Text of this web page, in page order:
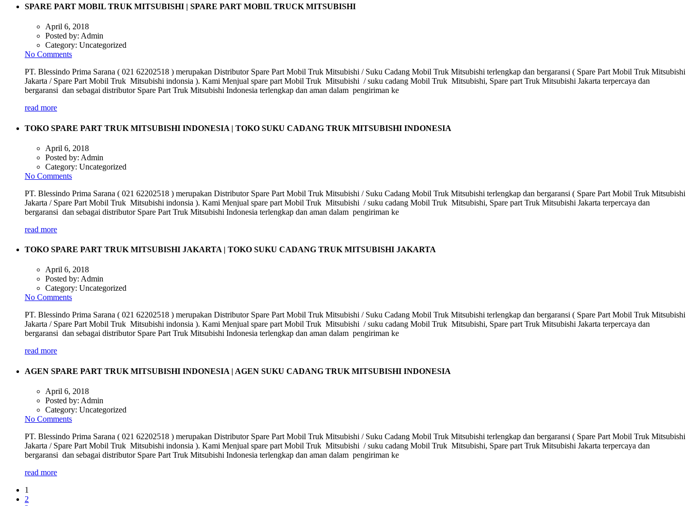
SPARE PART MOBIL TRUK MITSUBISHI | SPARE PART MOBIL TRUCK MITSUBISHI
April 6, 2018
Posted by: Admin
Category: Uncategorized
No Comments
PT. Blessindo Prima Sarana ( 021 62202518 ) merupakan Distributor Spare Part Mobil Truk Mitsubishi / Suku Cadang Mobil Truk Mitsubishi terlengkap dan bergaransi ( Spare Part Mobil Truk Mitsubishi
Jakarta / Spare Part Mobil Truk Mitsubishi indonsia ). Kami Menjual spare part Mobil Truk Mitsubishi / suku cadang Mobil Truk Mitsubishi, Spare part Truk Mitsubishi Jakarta terpercaya dan
bergaransi dan sebagai distributor Spare Part Truk Mitsubishi Indonesia terlengkap dan aman dalam pengiriman ke
read more
TOKO SPARE PART TRUK MITSUBISHI INDONESIA | TOKO SUKU CADANG TRUK MITSUBISHI INDONESIA
April 6, 2018
Posted by: Admin
Category: Uncategorized
No Comments
PT. Blessindo Prima Sarana ( 021 62202518 ) merupakan Distributor Spare Part Mobil Truk Mitsubishi / Suku Cadang Mobil Truk Mitsubishi terlengkap dan bergaransi ( Spare Part Mobil Truk Mitsubishi
Jakarta / Spare Part Mobil Truk Mitsubishi indonsia ). Kami Menjual spare part Mobil Truk Mitsubishi / suku cadang Mobil Truk Mitsubishi, Spare part Truk Mitsubishi Jakarta terpercaya dan
bergaransi dan sebagai distributor Spare Part Truk Mitsubishi Indonesia terlengkap dan aman dalam pengiriman ke
read more
TOKO SPARE PART TRUK MITSUBISHI JAKARTA | TOKO SUKU CADANG TRUK MITSUBISHI JAKARTA
April 6, 2018
Posted by: Admin
Category: Uncategorized
No Comments
PT. Blessindo Prima Sarana ( 021 62202518 ) merupakan Distributor Spare Part Mobil Truk Mitsubishi / Suku Cadang Mobil Truk Mitsubishi terlengkap dan bergaransi ( Spare Part Mobil Truk Mitsubishi
Jakarta / Spare Part Mobil Truk Mitsubishi indonsia ). Kami Menjual spare part Mobil Truk Mitsubishi / suku cadang Mobil Truk Mitsubishi, Spare part Truk Mitsubishi Jakarta terpercaya dan
bergaransi dan sebagai distributor Spare Part Truk Mitsubishi Indonesia terlengkap dan aman dalam pengiriman ke
read more
AGEN SPARE PART TRUK MITSUBISHI INDONESIA | AGEN SUKU CADANG TRUK MITSUBISHI INDONESIA
April 6, 2018
Posted by: Admin
Category: Uncategorized
No Comments
PT. Blessindo Prima Sarana ( 021 62202518 ) merupakan Distributor Spare Part Mobil Truk Mitsubishi / Suku Cadang Mobil Truk Mitsubishi terlengkap dan bergaransi ( Spare Part Mobil Truk Mitsubishi
Jakarta / Spare Part Mobil Truk Mitsubishi indonsia ). Kami Menjual spare part Mobil Truk Mitsubishi / suku cadang Mobil Truk Mitsubishi, Spare part Truk Mitsubishi Jakarta terpercaya dan
bergaransi dan sebagai distributor Spare Part Truk Mitsubishi Indonesia terlengkap dan aman dalam pengiriman ke
read more
1
2